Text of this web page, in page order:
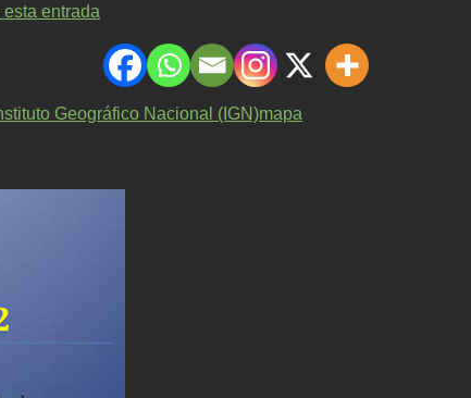
entrada
Geográfico Nacional (IGN)mapa